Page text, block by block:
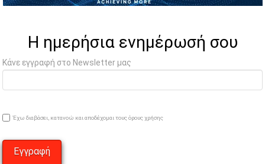
Η ημερήσια ενημέρωσή σου
Κάνε εγγραφή στο Newsletter μας
Έχω διαβάσει, κατανοώ και αποδέχομαι τους όρους χρήσης